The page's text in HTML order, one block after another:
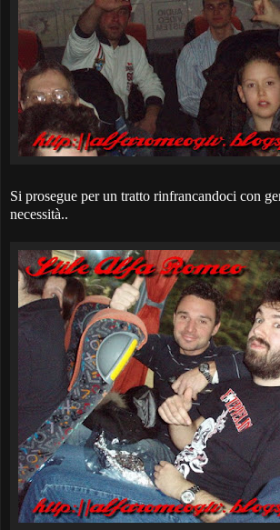
Si prosegue per un tratto rinfrancandoci con
necessità..